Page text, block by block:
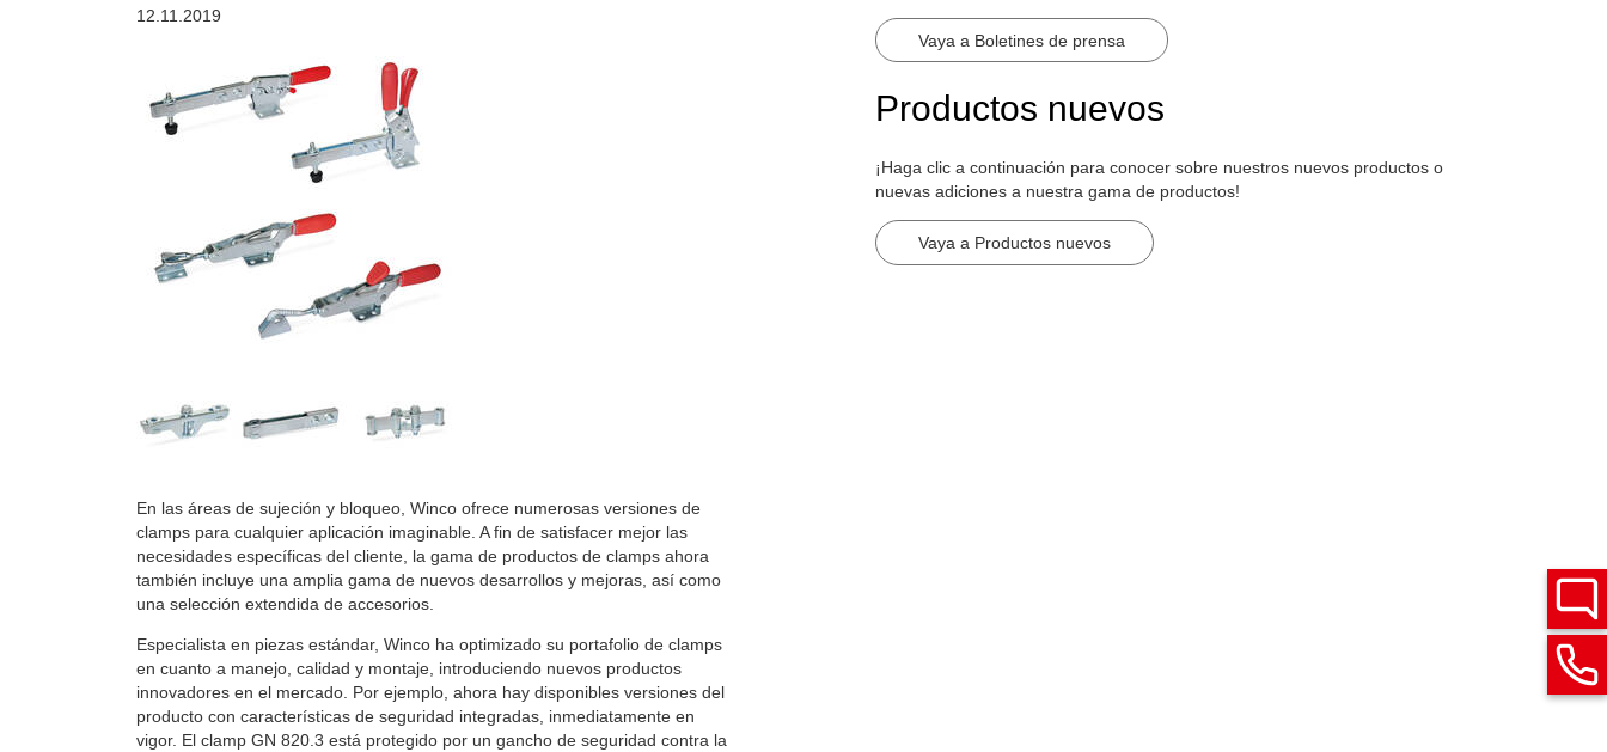
12.11.2019
En las áreas de sujeción y bloqueo, Winco ofrece numerosas versiones de
clamps para cualquier aplicación imaginable. A fin de satisfacer mejor las
necesidades específicas del cliente, la gama de productos de clamps ahora
también incluye una amplia gama de nuevos desarrollos y mejoras, así como
una selección extendida de accesorios.
Especialista en piezas estándar, Winco ha optimizado su portafolio de clamps
en cuanto a manejo, calidad y montaje, introduciendo nuevos productos
innovadores en el mercado. Por ejemplo, ahora hay disponibles versiones del
producto con características de seguridad integradas, inmediatamente en
vigor. El clamp GN 820.3 está protegido por un gancho de seguridad contra la
Vaya a Boletines de prensa
Productos nuevos
¡Haga clic a continuación para conocer sobre nuestros nuevos productos o
nuevas adiciones a nuestra gama de productos!
Vaya a Productos nuevos